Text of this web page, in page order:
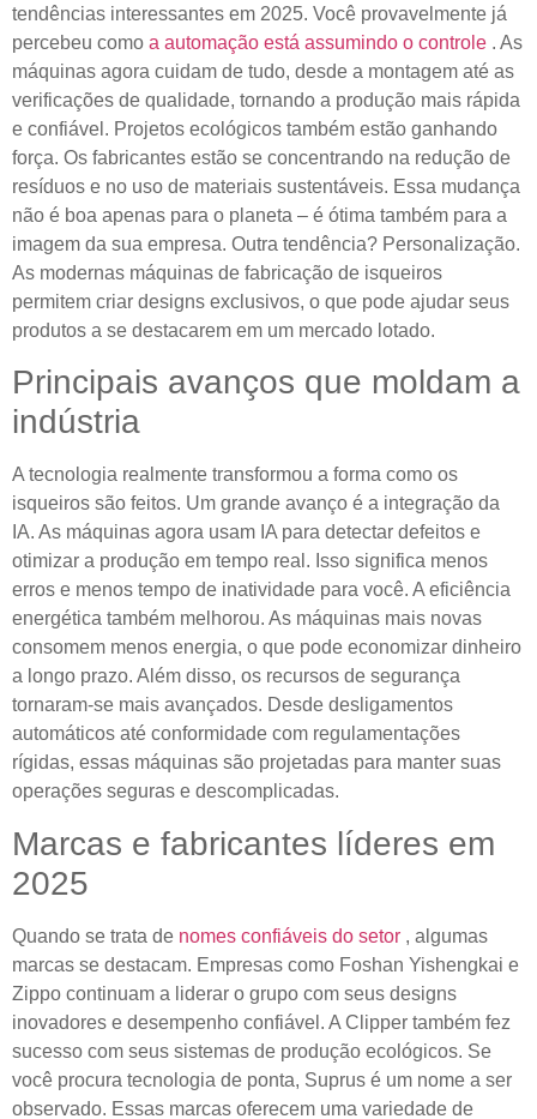
tendências interessantes em 2025. Você provavelmente já
percebeu como a automação está assumindo o controle . As
máquinas agora cuidam de tudo, desde a montagem até as
verificações de qualidade, tornando a produção mais rápida
e confiável. Projetos ecológicos também estão ganhando
força. Os fabricantes estão se concentrando na redução de
resíduos e no uso de materiais sustentáveis. Essa mudança
não é boa apenas para o planeta – é ótima também para a
imagem da sua empresa. Outra tendência? Personalização.
As modernas máquinas de fabricação de isqueiros
permitem criar designs exclusivos, o que pode ajudar seus
produtos a se destacarem em um mercado lotado.
Principais avanços que moldam a
indústria
A tecnologia realmente transformou a forma como os
isqueiros são feitos. Um grande avanço é a integração da
IA. As máquinas agora usam IA para detectar defeitos e
otimizar a produção em tempo real. Isso significa menos
erros e menos tempo de inatividade para você. A eficiência
energética também melhorou. As máquinas mais novas
consomem menos energia, o que pode economizar dinheiro
a longo prazo. Além disso, os recursos de segurança
tornaram-se mais avançados. Desde desligamentos
automáticos até conformidade com regulamentações
rígidas, essas máquinas são projetadas para manter suas
operações seguras e descomplicadas.
Marcas e fabricantes líderes em
2025
Quando se trata de nomes confiáveis ​​do setor , algumas
marcas se destacam. Empresas como Foshan Yishengkai e
Zippo continuam a liderar o grupo com seus designs
inovadores e desempenho confiável. A Clipper também fez
sucesso com seus sistemas de produção ecológicos. Se
você procura tecnologia de ponta, Suprus é um nome a ser
observado. Essas marcas oferecem uma variedade de